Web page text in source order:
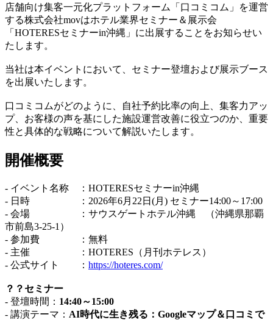
店舗向け集客一元化プラットフォーム「口コミコム」を運営
する株式会社movはホテル業界セミナー＆展示会
「HOTERESセミナーin沖縄」に出展することをお知らせい
たします。
当社は本イベントにおいて、セミナー登壇および展示ブース
を出展いたします。
口コミコムがどのように、自社予約比率の向上、集客力アッ
プ、お客様の声を基にした施設運営改善に役立つのか、重要
性と具体的な戦略について解説いたします。
開催概要
- イベント名称 ：HOTERESセミナーin沖縄
- 日時 ：2026年6月22日(月) セミナー14:00～17:00
- 会場 ：サウスゲートホテル沖縄 （沖縄県那覇
市前島3-25-1）
- 参加費 ：無料
- 主催 ：HOTERES（月刊ホテレス）
- 公式サイト ： https://hoteres.com/
？？セミナー
- 登壇時間： 14:40～15:00
- 講演テーマ： AI時代に生き残る：Googleマップ＆口コミで